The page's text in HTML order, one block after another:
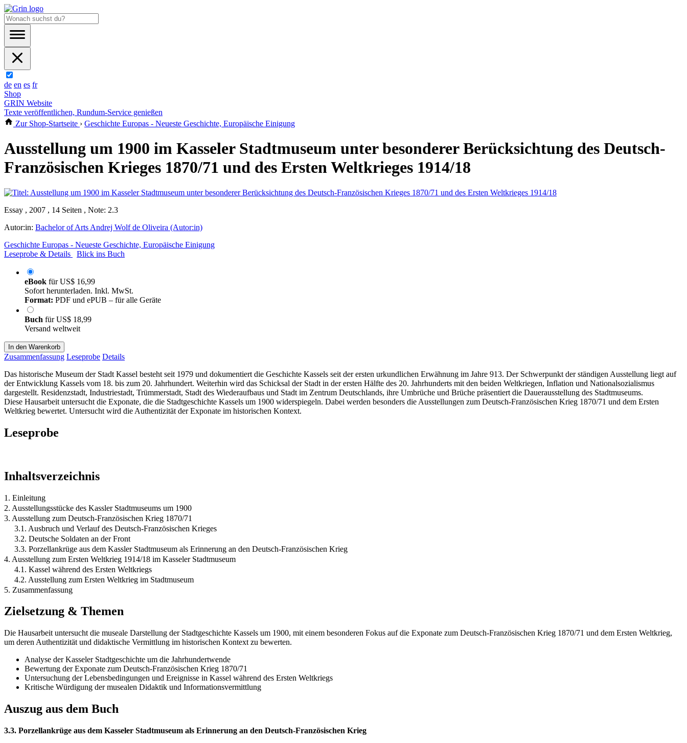
de en es fr
Shop
GRIN Website
Texte veröffentlichen, Rundum-Service genießen
Zur Shop-Startseite › Geschichte Europas - Neueste Geschichte, Europäische Einigung
Ausstellung um 1900 im Kasseler Stadtmuseum unter besonderer Berücksichtung des Deutsch-
Französischen Krieges 1870/71 und des Ersten Weltkrieges 1914/18
Essay , 2007 , 14 Seiten , Note: 2.3
Autor:in: Bachelor of Arts Andrej Wolf de Oliveira (Autor:in)
Geschichte Europas - Neueste Geschichte, Europäische Einigung
Leseprobe & Details
Blick ins Buch
eBook fürUS$ 16,99
Sofort herunterladen. Inkl. MwSt.
Format: PDF und ePUB – für alle Geräte
Buch fürUS$ 18,99
Versand weltweit
In den Warenkorb
Zusammenfassung Leseprobe Details
Das historische Museum der Stadt Kassel besteht seit 1979 und dokumentiert die Geschichte Kassels seit der ersten urkundlichen Erwähnung im Jahre 913. Der Schwerpunkt der ständigen Ausstellung liegt auf
der Entwicklung Kassels vom 18. bis zum 20. Jahrhundert. Weiterhin wird das Schicksal der Stadt in der ersten Hälfte des 20. Jahrhunderts mit den beiden Weltkriegen, Inflation und Nationalsozialismus
dargestellt. Residenzstadt, Industriestadt, Trümmerstadt, Stadt des Wiederaufbaus und Stadt im Zentrum Deutschlands, ihre Umbrüche und Brüche präsentiert die Dauerausstellung des Stadtmuseums.
Diese Hausarbeit untersucht die Exponate, die die Stadtgeschichte Kassels um 1900 widerspiegeln. Dabei werden besonders die Ausstellungen zum Deutsch-Französischen Krieg 1870/71 und dem Ersten
Weltkrieg bewertet. Untersucht wird die Authentizität der Exponate im historischen Kontext.
Leseprobe
Inhaltsverzeichnis
1. Einleitung
2. Ausstellungsstücke des Kassler Stadtmuseums um 1900
3. Ausstellung zum Deutsch-Französischen Krieg 1870/71
3.1. Ausbruch und Verlauf des Deutsch-Französischen Krieges
3.2. Deutsche Soldaten an der Front
3.3. Porzellankrüge aus dem Kassler Stadtmuseum als Erinnerung an den Deutsch-Französischen Krieg
4. Ausstellung zum Ersten Weltkrieg 1914/18 im Kasseler Stadtmuseum
4.1. Kassel während des Ersten Weltkriegs
4.2. Ausstellung zum Ersten Weltkrieg im Stadtmuseum
5. Zusammenfassung
Zielsetzung & Themen
Die Hausarbeit untersucht die museale Darstellung der Stadtgeschichte Kassels um 1900, mit einem besonderen Fokus auf die Exponate zum Deutsch-Französischen Krieg 1870/71 und dem Ersten Weltkrieg,
um deren Authentizität und didaktische Vermittlung im historischen Kontext zu bewerten.
Analyse der Kasseler Stadtgeschichte um die Jahrhundertwende
Bewertung der Exponate zum Deutsch-Französischen Krieg 1870/71
Untersuchung der Lebensbedingungen und Ereignisse in Kassel während des Ersten Weltkriegs
Kritische Würdigung der musealen Didaktik und Informationsvermittlung
Auszug aus dem Buch
3.3. Porzellankrüge aus dem Kasseler Stadtmuseum als Erinnerung an den Deutsch-Französischen Krieg